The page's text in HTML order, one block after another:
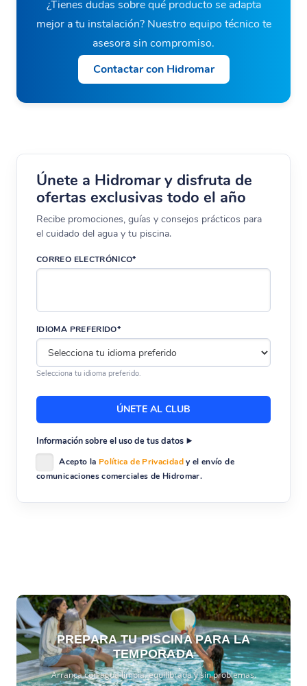
¿Tienes dudas sobre qué producto se adapta
mejor a tu instalación? Nuestro equipo técnico te
asesora sin compromiso.
Contactar con Hidromar
Únete a Hidromar y disfruta de
ofertas exclusivas todo el año
Recibe promociones, guías y consejos prácticos para
el cuidado del agua y tu piscina.
CORREO ELECTRÓNICO*
IDIOMA PREFERIDO*
Selecciona tu idioma preferido.
Información sobre el uso de tus datos
Acepto la Política de Privacidady el envío de
comunicaciones comerciales de Hidromar.
PREPARA TU PISCINA PARA LA
TEMPORADA
Arranca con agua limpia, equilibrada y sin problemas.